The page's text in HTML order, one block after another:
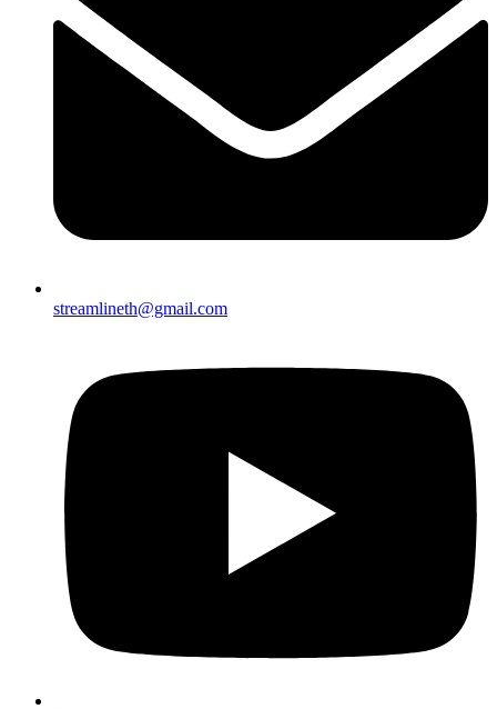
streamlineth@gmail.com